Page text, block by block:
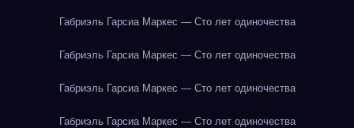
Габриэль Гарсиа Маркес — Сто лет одиночества
Габриэль Гарсиа Маркес — Сто лет одиночества
Габриэль Гарсиа Маркес — Сто лет одиночества
Габриэль Гарсиа Маркес — Сто лет одиночества